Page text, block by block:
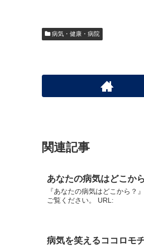
病気・健康・病院
関連記事
あなたの病気はどこか
『あなたの病気はどこから？
ご覧ください。 URL:
病気を笑えるココロモ